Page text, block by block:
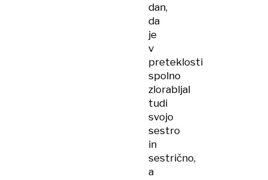
dan,
da
je
v
preteklosti
spolno
zlorabljal
tudi
svojo
sestro
in
sestrično,
a